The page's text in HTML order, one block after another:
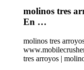
molinos tres
En …
molinos tres
tres arroyos |